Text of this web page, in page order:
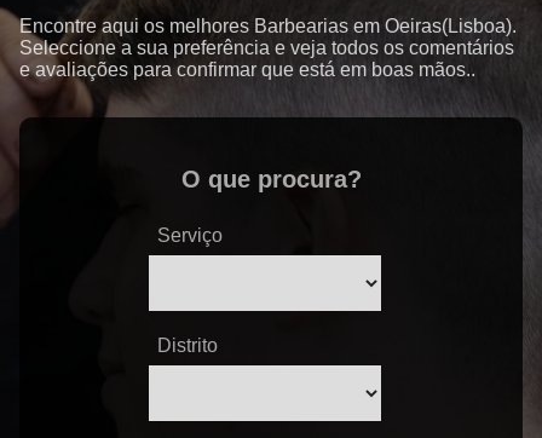
Encontre aqui os melhores Barbearias em Oeiras(Lisboa).
Seleccione a sua preferência e veja todos os comentários
e avaliações para confirmar que está em boas mãos..
O que procura?
Serviço
Distrito